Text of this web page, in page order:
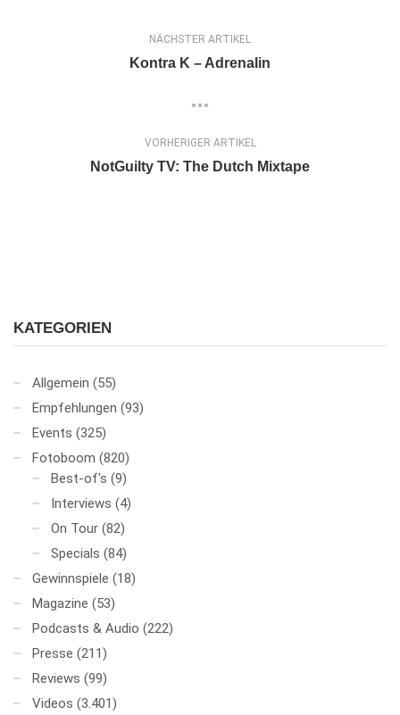
NÄCHSTER ARTIKEL
Kontra K – Adrenalin
VORHERIGER ARTIKEL
NotGuilty TV: The Dutch Mixtape
KATEGORIEN
Allgemein (55)
Empfehlungen (93)
Events (325)
Fotoboom (820)
Best-of's (9)
Interviews (4)
On Tour (82)
Specials (84)
Gewinnspiele (18)
Magazine (53)
Podcasts & Audio (222)
Presse (211)
Reviews (99)
Videos (3.401)